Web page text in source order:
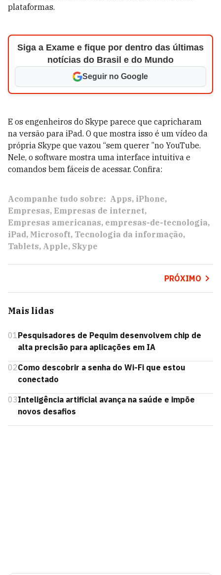
plataformas.
Siga a Exame e fique por dentro das últimas
notícias do Brasil e do Mundo
Seguir no Google
E os engenheiros do Skype parece que capricharam
na versão para iPad. O que mostra isso é um vídeo da
própria Skype que vazou “sem querer ”no YouTube.
Nele, o software mostra uma interface intuitiva e
comandos bem fáceis de acessar. Confira:
Acompanhe tudo sobre: Apps iPhone
Empresas Empresas de internet
Empresas americanas empresas-de-tecnologia
iPad Microsoft Tecnologia da informação
Tablets Apple Skype
PRÓXIMO
Mais lidas
01Pesquisadores de Pequim desenvolvem chip de
alta precisão para aplicações em IA
02Como descobrir a senha do Wi-Fi que estou
conectado
03Inteligência artificial avança na saúde e impõe
novos desafios